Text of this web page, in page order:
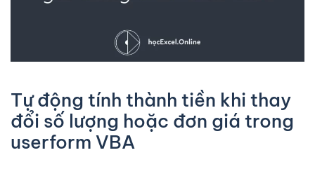
Tự động tính thành tiền khi thay
đổi số lượng hoặc đơn giá trong
userform VBA